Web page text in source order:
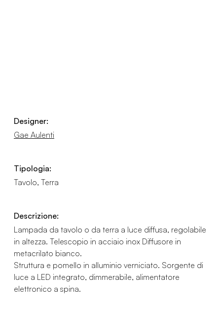
Designer:
Gae Aulenti
Tipologia:
Tavolo, Terra
Descrizione:
Lampada da tavolo o da terra a luce diffusa, regolabile
in altezza. Telescopio in acciaio inox Diffusore in
metacrilato bianco.
Struttura e pomello in alluminio verniciato. Sorgente di
luce a LED integrato, dimmerabile, alimentatore
elettronico a spina.